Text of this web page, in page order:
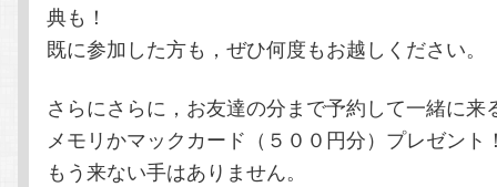
典も！
既に参加した方も，ぜひ何度もお越しください。
さらにさらに，お友達の分まで予約して一緒に来
メモリかマックカード（５００円分）プレゼント
もう来ない手はありません。